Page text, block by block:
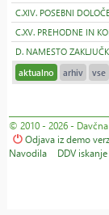
C.XIV. POSEBNI
C.XV. PREHODNE IN
D. NAMESTO
aktualno
arhiv vse
© 2010 - 2026 -
Odjava iz demo
Navodila
DDV iskanje